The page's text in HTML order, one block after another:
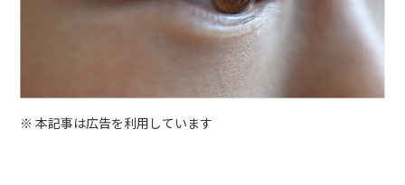
※ 本記事は広告を利用しています